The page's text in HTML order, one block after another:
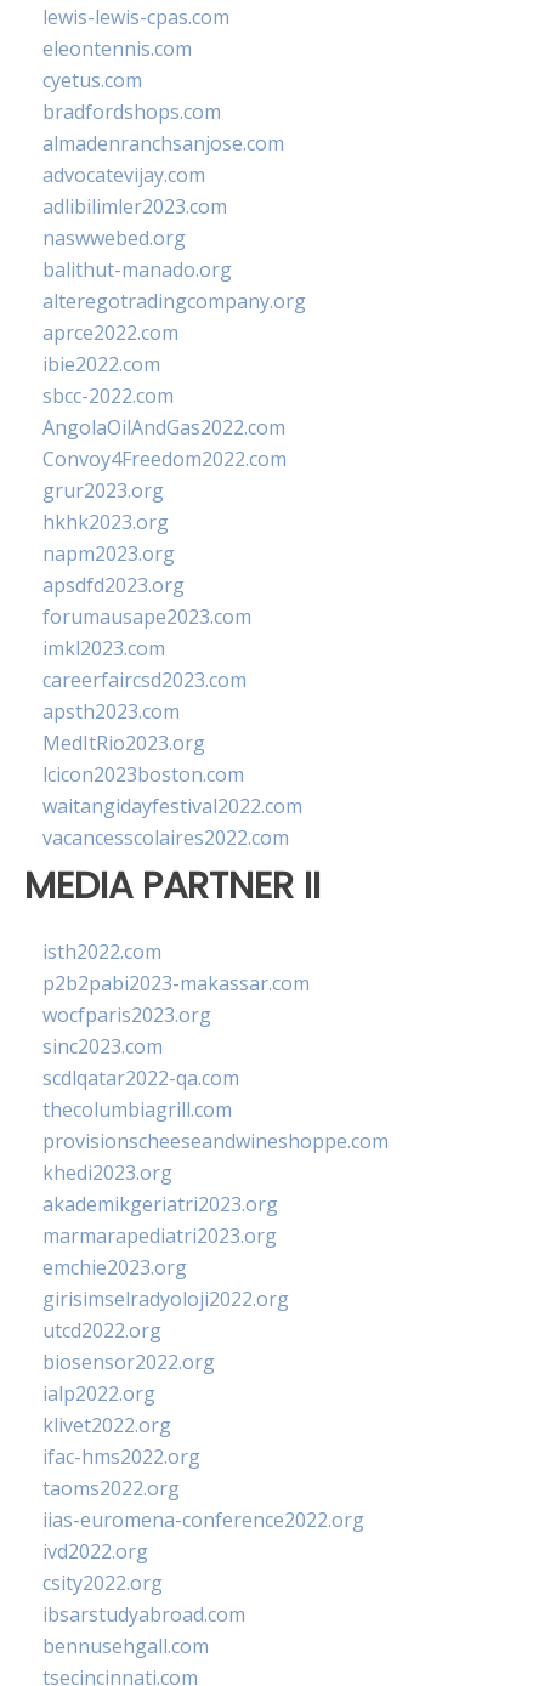
lewis-lewis-cpas.com
eleontennis.com
cyetus.com
bradfordshops.com
almadenranchsanjose.com
advocatevijay.com
adlibilimler2023.com
naswwebed.org
balithut-manado.org
alteregotradingcompany.org
aprce2022.com
ibie2022.com
sbcc-2022.com
AngolaOilAndGas2022.com
Convoy4Freedom2022.com
grur2023.org
hkhk2023.org
napm2023.org
apsdfd2023.org
forumausape2023.com
imkl2023.com
careerfaircsd2023.com
apsth2023.com
MedItRio2023.org
lcicon2023boston.com
waitangidayfestival2022.com
vacancesscolaires2022.com
MEDIA PARTNER II
isth2022.com
p2b2pabi2023-makassar.com
wocfparis2023.org
sinc2023.com
scdlqatar2022-qa.com
thecolumbiagrill.com
provisionscheeseandwineshoppe.com
khedi2023.org
akademikgeriatri2023.org
marmarapediatri2023.org
emchie2023.org
girisimselradyoloji2022.org
utcd2022.org
biosensor2022.org
ialp2022.org
klivet2022.org
ifac-hms2022.org
taoms2022.org
iias-euromena-conference2022.org
ivd2022.org
csity2022.org
ibsarstudyabroad.com
bennusehgall.com
tsecincinnati.com